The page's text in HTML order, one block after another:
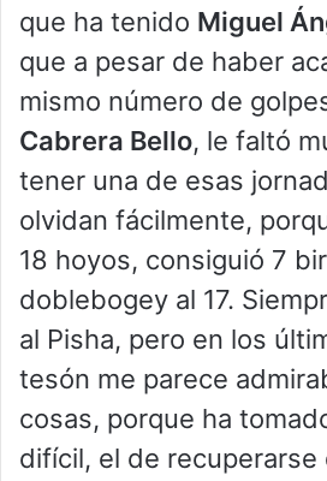
que ha tenido Miguel
que a pesar de haber
mismo número de
Cabrera Bello, le faltó
tener una de esas
olvidan fácilmente,
18 hoyos, consiguió 7
doblebogey al 17.
al Pisha, pero en los
tesón me parece
cosas, porque ha
difícil, el de recuperarse